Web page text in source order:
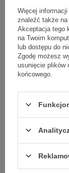
miski,
Powyższa lista
wysyłki
zabezpieczone.
można wysłać
kontaktuz
Czy karton
do wysyłki
nieuszkodzona
Sposób
na
Więcej
znaleźć także na
Akceptacja tego
na Twoim
lub dostępu do
Zgodę możesz
usunięcie plików
końcowego.